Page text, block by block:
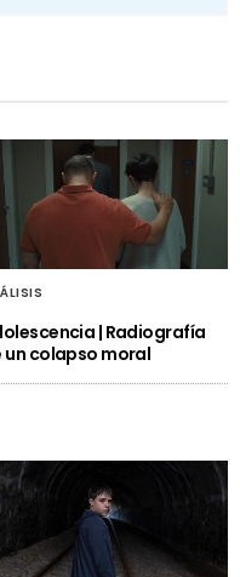
| Radiografía
un colapso moral